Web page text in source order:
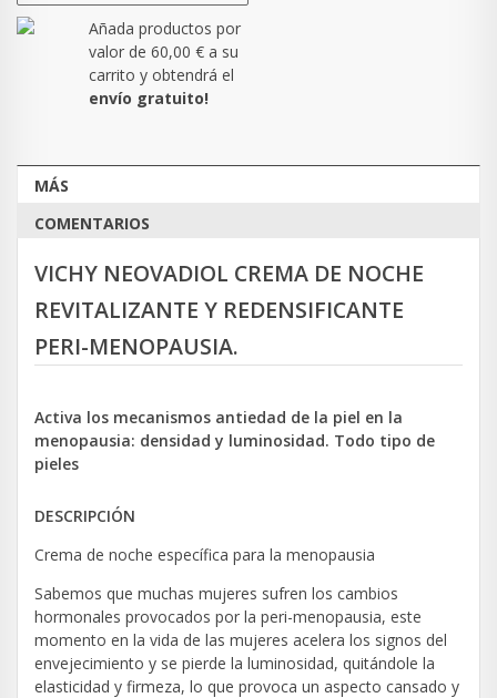
Añada productos por
valor de 60,00 € a su
carrito y obtendrá el
envío gratuito!
MÁS
COMENTARIOS
VICHY NEOVADIOL CREMA DE NOCHE
REVITALIZANTE Y REDENSIFICANTE
PERI-MENOPAUSIA.
Activa los mecanismos antiedad de la piel en la
menopausia: densidad y luminosidad. Todo tipo de
pieles
DESCRIPCIÓN
Crema de noche específica para la menopausia
Sabemos que muchas mujeres sufren los cambios
hormonales provocados por la peri-menopausia, este
momento en la vida de las mujeres acelera los signos del
envejecimiento y se pierde la luminosidad, quitándole la
elasticidad y firmeza, lo que provoca un aspecto cansado y